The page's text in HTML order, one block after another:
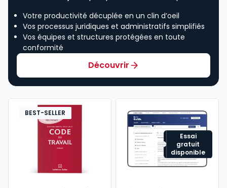
Votre productivité décuplée en un clin d’oeil
Vos processus juridiques et administratifs simplifiés
Vos équipes et structures protégées en toute
conformité
Découvrir
BEST-SELLER
Essai
gratuit
disponible